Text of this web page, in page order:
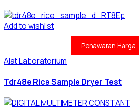
Add to wishlist
Penawaran Harga
Alat Laboratorium
Tdr48e Rice Sample Dryer Test